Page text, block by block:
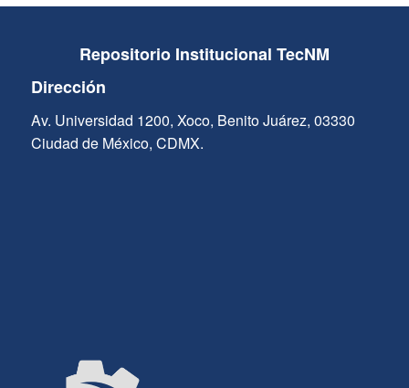
Repositorio Institucional TecNM
Dirección
Av. Universidad 1200, Xoco, Benito Juárez, 03330
Ciudad de México, CDMX.